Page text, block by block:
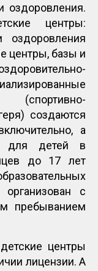
оздоровления.
центры:
оздоровления
центры, базы и
создаются
а
для детей в
до 17 лет
с
пребыванием
центры
лицензии. А